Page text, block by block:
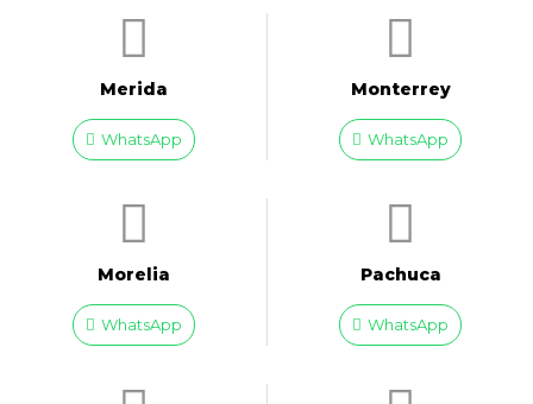
Merida
WhatsApp
Monterrey
WhatsApp
Morelia
WhatsApp
Pachuca
WhatsApp